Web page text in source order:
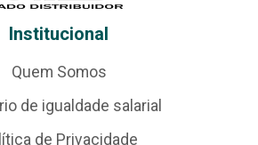
Institucional
Quem Somos
de igualdade salarial
de Privacidade